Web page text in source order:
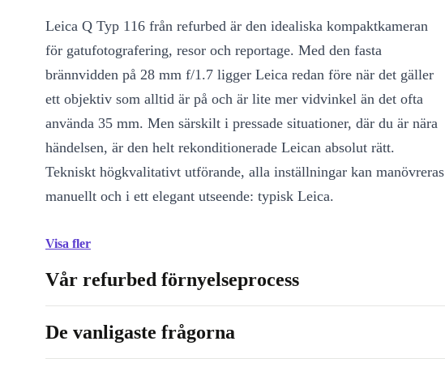
Leica Q Typ 116 från refurbed är den idealiska kompaktkameran
för gatufotografering, resor och reportage. Med den fasta
brännvidden på 28 mm f/1.7 ligger Leica redan före när det gäller
ett objektiv som alltid är på och är lite mer vidvinkel än det ofta
använda 35 mm. Men särskilt i pressade situationer, där du är nära
händelsen, är den helt rekonditionerade Leican absolut rätt.
Tekniskt högkvalitativt utförande, alla inställningar kan manövreras
manuellt och i ett elegant utseende: typisk Leica.
Visa fler
Vår refurbed förnyelseprocess
De vanligaste frågorna